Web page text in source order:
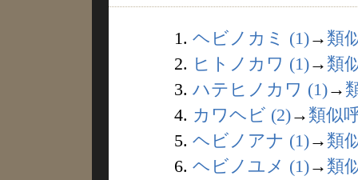
1. ヘビノカミ (1)→ 類
2. ヒトノカワ (1)→ 類
3. ハテヒノカワ (1)→
4. カワヘビ (2)→ 類似
5. ヘビノアナ (1)→ 類
6. ヘビノユメ (1)→ 類